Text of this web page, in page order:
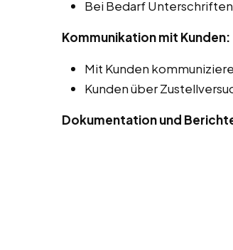
Bei Bedarf
Kommunikation mit Kunden:
Mit Kunden
Kunden über
Dokumentation und